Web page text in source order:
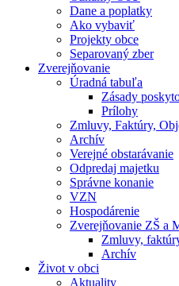
Dane a poplatky
Ako vybaviť
Projekty obce
Separovaný zber
Zverejňovanie
Úradná tabuľa
Zásady
Prílohy
Zmluvy, Faktúry,
Archív
Verejné obstarávanie
Odpredaj majetku
Správne konanie
VZN
Hospodárenie
Zverejňovanie ZŠ a
Zmluvy,
Archív
Život v obci
Aktuality